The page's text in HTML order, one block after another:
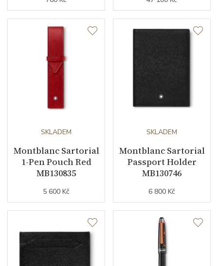
SKLADEM
Montblanc Sartorial
1-Pen Pouch Red
MB130835
5 600 Kč
SKLADEM
Montblanc Sartorial
Passport Holder
MB130746
6 800 Kč